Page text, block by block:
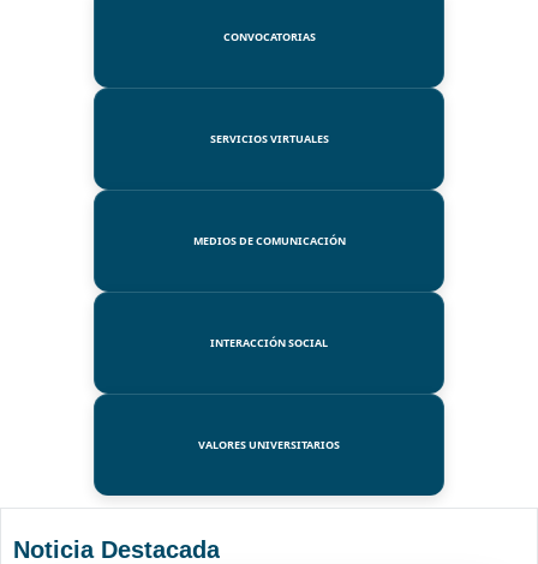
CONVOCATORIAS
SERVICIOS VIRTUALES
MEDIOS DE COMUNICACIÓN
INTERACCIÓN SOCIAL
VALORES UNIVERSITARIOS
Noticia Destacada